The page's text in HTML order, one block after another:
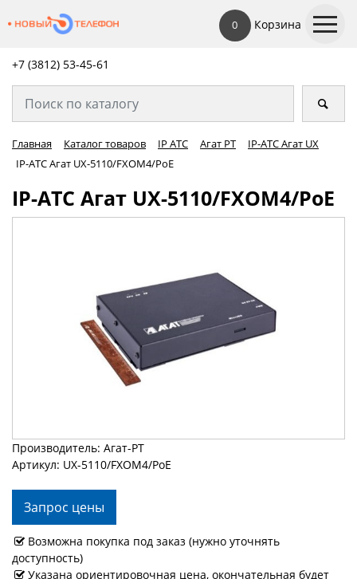
0 Корзина
+7 (3812) 53-45-61
Главная Каталог товаров IP АТС Агат РТ
IP-АТС Агат UX
IP-АТС Агат UX-5110/FXOM4/PoE
IP-АТС Агат UX-5110/FXOM4/PoE
Производитель: Агат-РТ
Артикул: UX-5110/FXOM4/PoE
Запрос цены
Возможна покупка под заказ (нужно уточнять
доступность)
Указана ориентировочная цена, окончательная будет